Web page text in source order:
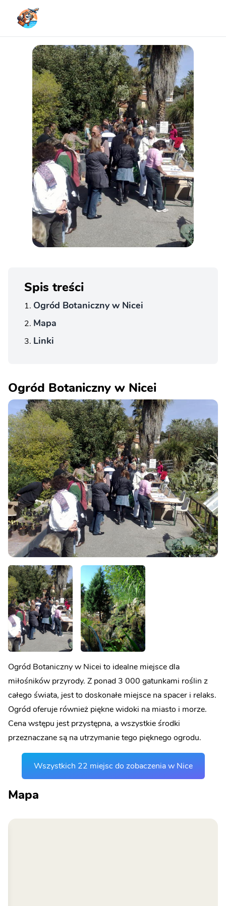
Spis treści
Ogród Botaniczny w Nicei
Mapa
Linki
Ogród Botaniczny w Nicei
Ogród Botaniczny w Nicei to idealne miejsce dla
miłośników przyrody. Z ponad 3 000 gatunkami roślin z
całego świata, jest to doskonałe miejsce na spacer i relaks.
Ogród oferuje również piękne widoki na miasto i morze.
Cena wstępu jest przystępna, a wszystkie środki
przeznaczane są na utrzymanie tego pięknego ogrodu.
Wszystkich 22 miejsc do zobaczenia w Nice
Mapa